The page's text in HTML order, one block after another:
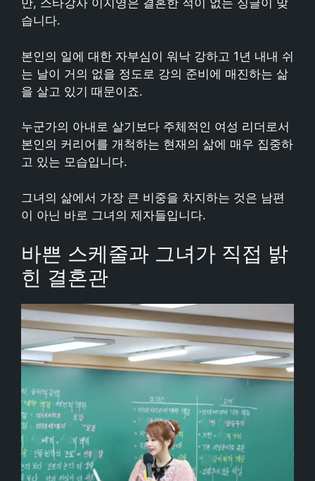
만, 스타강사 이지영은 결혼한 적이 없는 싱글이 맞
습니다.
본인의 일에 대한 자부심이 워낙 강하고 1년 내내 쉬
는 날이 거의 없을 정도로 강의 준비에 매진하는 삶
을 살고 있기 때문이죠.
누군가의 아내로 살기보다 주체적인 여성 리더로서
본인의 커리어를 개척하는 현재의 삶에 매우 집중하
고 있는 모습입니다.
그녀의 삶에서 가장 큰 비중을 차지하는 것은 남편
이 아닌 바로 그녀의 제자들입니다.
바쁜 스케줄과 그녀가 직접 밝
힌 결혼관